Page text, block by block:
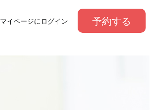
マイページにログイン 予約する